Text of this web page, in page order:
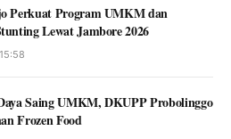
Perkuat Program UMKM dan
Lewat Jambore 2026
Saing UMKM, DKUPP Probolinggo
Frozen Food